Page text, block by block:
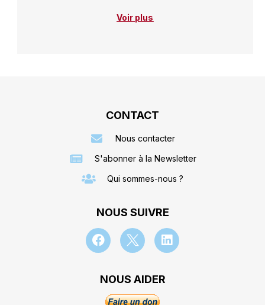
Voir plus
CONTACT
Nous contacter
S'abonner à la Newsletter
Qui sommes-nous ?
NOUS SUIVRE
NOUS AIDER